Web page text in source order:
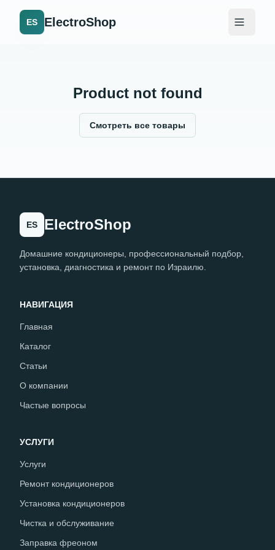
ES ElectroShop
Product not found
Смотреть все товары
ES ElectroShop
Домашние кондиционеры, профессиональный подбор,
установка, диагностика и ремонт по Израилю.
НАВИГАЦИЯ
Главная
Каталог
Статьи
О компании
Частые вопросы
УСЛУГИ
Услуги
Ремонт кондиционеров
Установка кондиционеров
Чистка и обслуживание
Заправка фреоном